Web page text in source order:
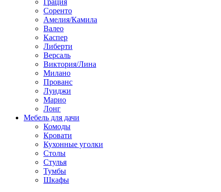
Грация
Соренто
Амелия/Камила
Валео
Каспер
Либерти
Версаль
Виктория/Лина
Милано
Прованс
Луиджи
Марио
Лонг
Мебель для дачи
Комоды
Кровати
Кухонные уголки
Столы
Стулья
Тумбы
Шкафы